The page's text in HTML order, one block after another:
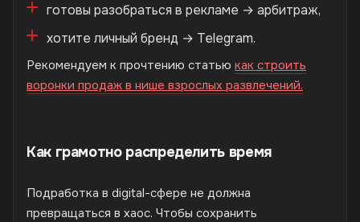
готовы разобраться в рекламе → арбитраж,
хотите личный бренд → Telegram.
Рекомендуем к прочтению статью как строить
воронки продаж в нише взрослых развлечений.
Как грамотно распределить время
Подработка в digital-сфере не должна
превращаться в хаос. Чтобы сохранить